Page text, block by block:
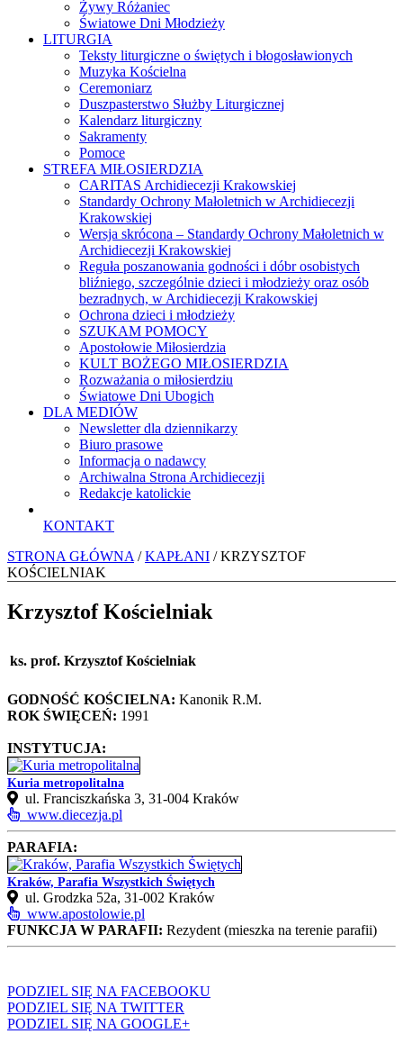
Żywy Różaniec
Światowe Dni Młodzieży
LITURGIA
Teksty liturgiczne o świętych i błogosławionych
Muzyka Kościelna
Ceremoniarz
Duszpasterstwo Służby Liturgicznej
Kalendarz liturgiczny
Sakramenty
Pomoce
STREFA MIŁOSIERDZIA
CARITAS Archidiecezji Krakowskiej
Standardy Ochrony Małoletnich w Archidiecezji
Krakowskiej
Wersja skrócona – Standardy Ochrony Małoletnich w
Archidiecezji Krakowskiej
Reguła poszanowania godności i dóbr osobistych
bliźniego, szczególnie dzieci i młodzieży oraz osób
bezradnych, w Archidiecezji Krakowskiej
Ochrona dzieci i młodzieży
SZUKAM POMOCY
Apostołowie Miłosierdzia
KULT BOŻEGO MIŁOSIERDZIA
Rozważania o miłosierdziu
Światowe Dni Ubogich
DLA MEDIÓW
Newsletter dla dziennikarzy
Biuro prasowe
Informacja o nadawcy
Archiwalna Strona Archidiecezji
Redakcje katolickie
KONTAKT
STRONA GŁÓWNA /KAPŁANI / KRZYSZTOF
KOŚCIELNIAK
Krzysztof Kościelniak
ks. prof. Krzysztof Kościelniak
GODNOŚĆ KOŚCIELNA: Kanonik R.M.
ROK ŚWIĘCEŃ: 1991
INSTYTUCJA:
Kuria metropolitalna
ul. Franciszkańska 3, 31-004 Kraków
www.diecezja.pl
PARAFIA:
Kraków, Parafia Wszystkich Świętych
ul. Grodzka 52a, 31‑002 Kraków
www.apostolowie.pl
FUNKCJA W PARAFII: Rezydent (mieszka na terenie parafii)
PODZIEL SIĘ NA FACEBOOKU
PODZIEL SIĘ NA TWITTER
PODZIEL SIĘ NA GOOGLE+